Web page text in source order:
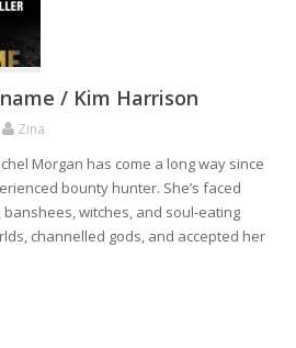
/ Kim Harrison
Zina
Morgan has come a long way since
bounty hunter. She’s faced
witches, and soul-eating
channelled gods, and accepted her